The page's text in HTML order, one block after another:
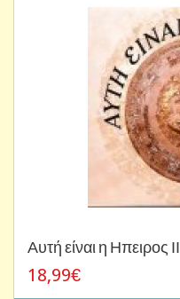
Αυτή είναι η Ηπειρος ΙΙ
18,99€